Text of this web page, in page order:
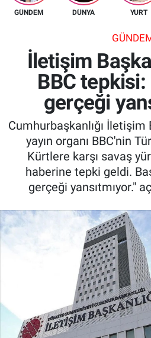
GÜNDEM DÜNYA YURT
İletişim
BBC
gerçeği
Cumhurbaşkanlığı İletişim
yayın organı BBC'nin
Kürtlere karşı savaş
haberine tepki geldi.
gerçeği yansıtmıyor."